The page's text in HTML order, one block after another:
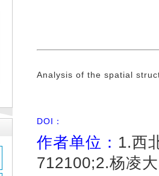
Analysis of the spatial
DOI：
作者单位： 1.西
712100;2.杨凌